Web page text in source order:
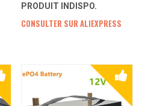
PRODUIT INDISPO.
CONSULTER SUR ALIEXPRESS